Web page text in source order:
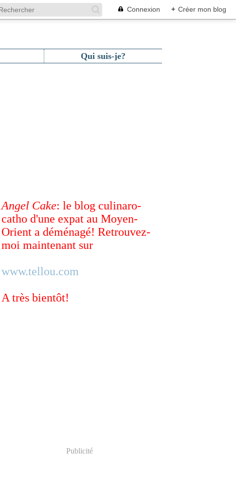
Connexion + Créer mon blog
Qui suis-je?
Angel Cake: le blog culinaro-
catho d'une expat au Moyen-
Orient a déménagé! Retrouvez-
moi maintenant sur
www.tellou.com
A très bientôt!
Publicité